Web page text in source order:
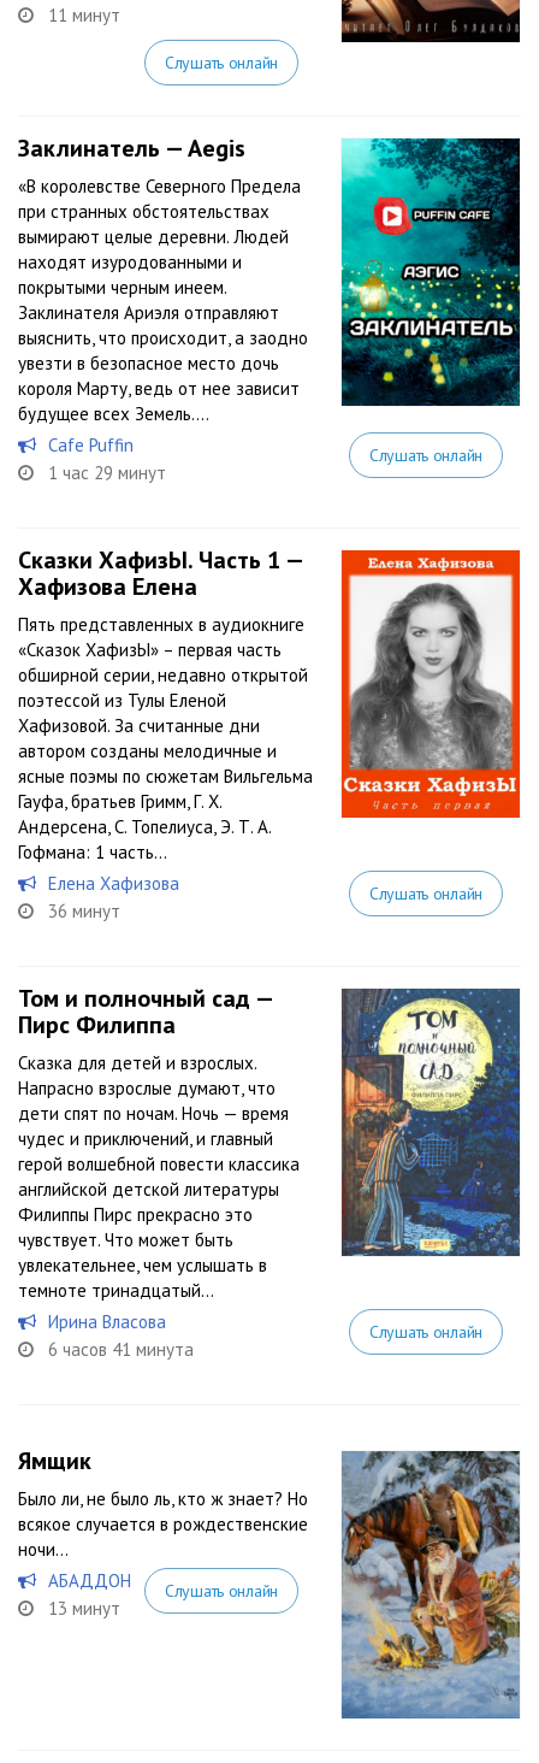
11 минут
Слушать онлайн
Заклинатель — Aegis
«В королевстве Северного Предела
при странных обстоятельствах
вымирают целые деревни. Людей
находят изуродованными и
покрытыми черным инеем.
Заклинателя Ариэля отправляют
выяснить, что происходит, а заодно
увезти в безопасное место дочь
короля Марту, ведь от нее зависит
будущее всех Земель....
Cafe Puffin
1 час 29 минут
Слушать онлайн
Сказки ХафизЫ. Часть 1 —
Хафизова Елена
Пять представленных в аудиокниге
«Сказок ХафизЫ» – первая часть
обширной серии, недавно открытой
поэтессой из Тулы Еленой
Хафизовой. За считанные дни
автором созданы мелодичные и
ясные поэмы по сюжетам Вильгельма
Гауфа, братьев Гримм, Г. Х.
Андерсена, С. Топелиуса, Э. Т. А.
Гофмана: 1 часть...
Елена Хафизова
36 минут
Слушать онлайн
Том и полночный сад —
Пирс Филиппа
Сказка для детей и взрослых.
Напрасно взрослые думают, что
дети спят по ночам. Ночь — время
чудес и приключений, и главный
герой волшебной повести классика
английской детской литературы
Филиппы Пирс прекрасно это
чувствует. Что может быть
увлекательнее, чем услышать в
темноте тринадцатый...
Ирина Власова
6 часов 41 минута
Слушать онлайн
Ямщик
Было ли, не было ль, кто ж знает? Но
всякое случается в рождественские
ночи…
АБАДДОН
13 минут
Слушать онлайн